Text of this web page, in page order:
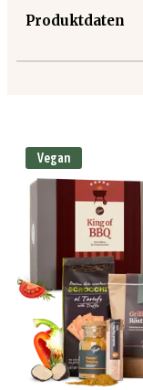
Produktdaten
Vegan